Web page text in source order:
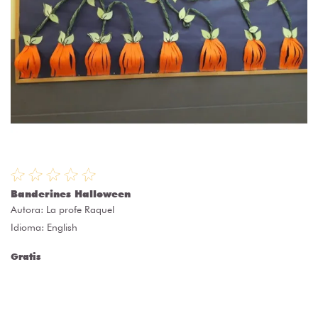
Banderines Halloween
Autora: La profe Raquel
Idioma: English
Gratis